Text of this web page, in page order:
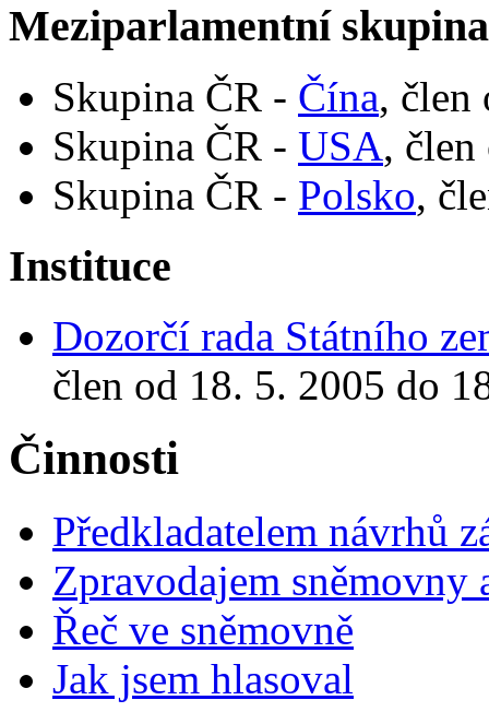
Meziparlamentní
Skupina ČR - Čína, člen
Skupina ČR - USA,
Skupina ČR - Polsko,
Instituce
Dozorčí rada Státního
člen od 18. 5. 2005 do
Činnosti
Předkladatelem návrhů
Zpravodajem
Řeč ve sněmovně
Jak jsem hlasoval